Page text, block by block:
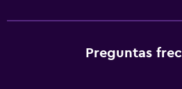
Preguntas